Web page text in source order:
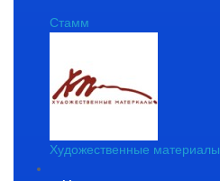
Стамм
Художественные материалы